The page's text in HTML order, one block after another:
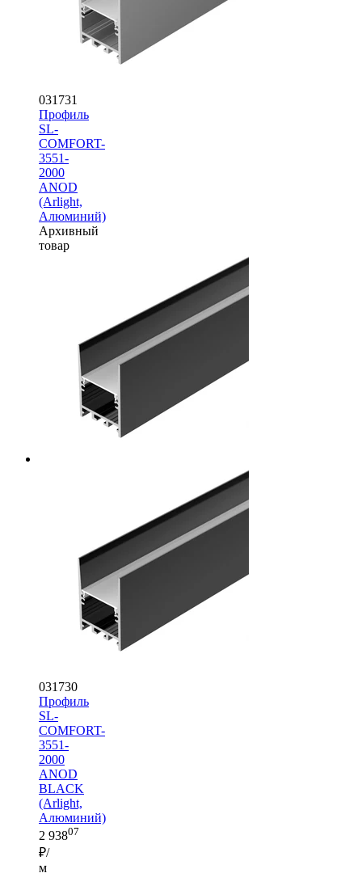
031731
Профиль
SL-
COMFORT-
3551-
2000
ANOD
(Arlight,
Алюминий)
Архивный
товар
031730
Профиль
SL-
COMFORT-
3551-
2000
ANOD
BLACK
(Arlight,
Алюминий)
2 93807
₽/
м